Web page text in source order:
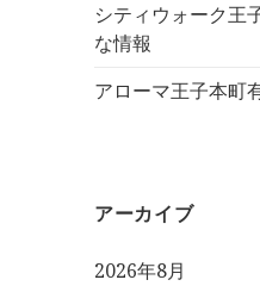
シティウォーク王
な情報
アローマ王子本町
アーカイブ
2026年8月